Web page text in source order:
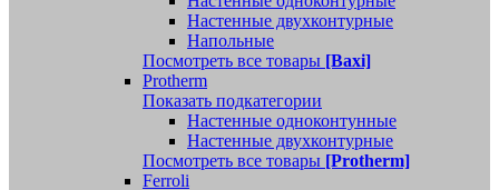
Настенные двухконтурные
Напольные
Посмотреть все товары [Baxi]
Protherm
Показать подкатегории
Настенные одноконтунные
Настенные двухконтурные
Посмотреть все товары [Protherm]
Ferroli